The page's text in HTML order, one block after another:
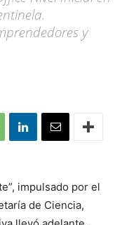
y
impulsado por el
de Ciencia,